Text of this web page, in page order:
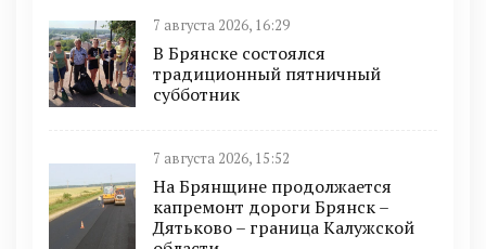
7 августа 2026, 16:29
В Брянске состоялся
традиционный пятничный
субботник
7 августа 2026, 15:52
На Брянщине продолжается
капремонт дороги Брянск –
Дятьково – граница Калужской